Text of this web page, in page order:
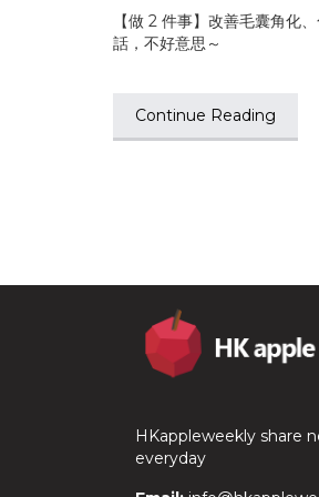
【做 2 件事】改善毛囊角化
話，不好意思～
Continue Reading
HKappleweekly share
everyday